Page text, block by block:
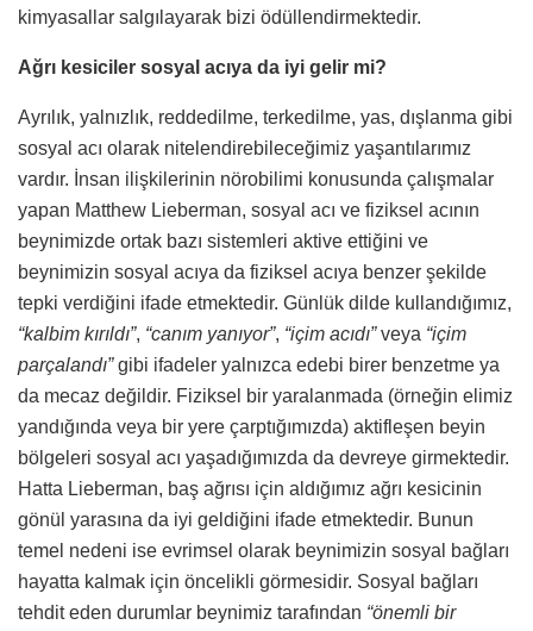
kimyasallar salgılayarak bizi ödüllendirmektedir.
Ağrı kesiciler sosyal acıya da iyi gelir mi?
Ayrılık, yalnızlık, reddedilme, terkedilme, yas, dışlanma gibi
sosyal acı olarak nitelendirebileceğimiz yaşantılarımız
vardır. İnsan ilişkilerinin nörobilimi konusunda çalışmalar
yapan Matthew Lieberman, sosyal acı ve fiziksel acının
beynimizde ortak bazı sistemleri aktive ettiğini ve
beynimizin sosyal acıya da fiziksel acıya benzer şekilde
tepki verdiğini ifade etmektedir. Günlük dilde kullandığımız,
“kalbim kırıldı”, “canım yanıyor”, “içim acıdı”veya “içim
parçalandı”gibi ifadeler yalnızca edebi birer benzetme ya
da mecaz değildir. Fiziksel bir yaralanmada (örneğin elimiz
yandığında veya bir yere çarptığımızda) aktifleşen beyin
bölgeleri sosyal acı yaşadığımızda da devreye girmektedir.
Hatta Lieberman, baş ağrısı için aldığımız ağrı kesicinin
gönül yarasına da iyi geldiğini ifade etmektedir. Bunun
temel nedeni ise evrimsel olarak beynimizin sosyal bağları
hayatta kalmak için öncelikli görmesidir. Sosyal bağları
tehdit eden durumlar beynimiz tarafından “önemli bir